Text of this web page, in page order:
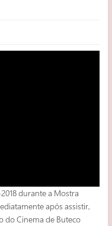
durante a Mostra
após assistir,
do Cinema de Buteco